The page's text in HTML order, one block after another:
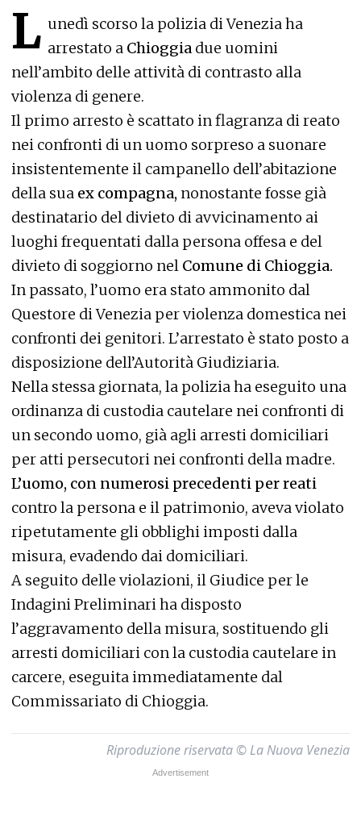
L unedì scorso la polizia di Venezia ha
arrestato a Chioggia due uomini
nell’ambito delle attività di contrasto alla
violenza di genere.
Il primo arresto è scattato in flagranza di reato
nei confronti di un uomo sorpreso a suonare
insistentemente il campanello dell’abitazione
della sua ex compagna, nonostante fosse già
destinatario del divieto di avvicinamento ai
luoghi frequentati dalla persona offesa e del
divieto di soggiorno nel Comune di Chioggia.
In passato, l’uomo era stato ammonito dal
Questore di Venezia per violenza domestica nei
confronti dei genitori. L’arrestato è stato posto a
disposizione dell’Autorità Giudiziaria.
Nella stessa giornata, la polizia ha eseguito una
ordinanza di custodia cautelare nei confronti di
un secondo uomo, già agli arresti domiciliari
per atti persecutori nei confronti della madre.
L’uomo, con numerosi precedenti per reati
contro la persona e il patrimonio, aveva violato
ripetutamente gli obblighi imposti dalla
misura, evadendo dai domiciliari.
A seguito delle violazioni, il Giudice per le
Indagini Preliminari ha disposto
l’aggravamento della misura, sostituendo gli
arresti domiciliari con la custodia cautelare in
carcere, eseguita immediatamente dal
Commissariato di Chioggia.
Riproduzione riservata © La Nuova Venezia